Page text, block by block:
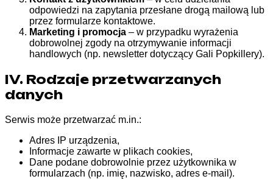
odpowiedzi na zapytania przesłane drogą mailową lub
przez formularze kontaktowe.
Marketing i promocja – w przypadku wyrażenia
dobrowolnej zgody na otrzymywanie informacji
handlowych (np. newsletter dotyczący Gali Popkillery).
IV. Rodzaje przetwarzanych
danych
Serwis może przetwarzać m.in.:
Adres IP urządzenia,
Informacje zawarte w plikach cookies,
Dane podane dobrowolnie przez użytkownika w
formularzach (np. imię, nazwisko, adres e-mail).